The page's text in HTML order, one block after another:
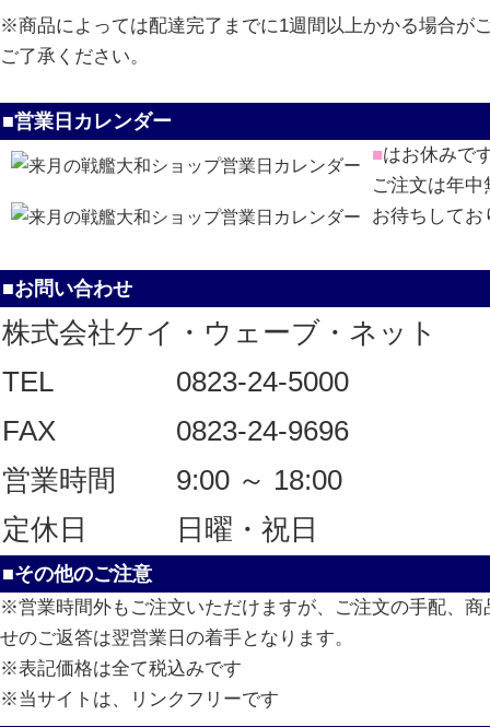
※商品によっては配達完了までに1週間以上かかる場合が
ご了承ください。
■営業日カレンダー
■はお休みで
ご注文は年
お待ちしてお
■お問い合わせ
株式会社ケイ・ウェーブ・ネット
TEL
0823-24-5000
FAX
0823-24-9696
営業時間
9:00 ～ 18:00
定休日
日曜・祝日
■その他のご注意
※営業時間外もご注文いただけますが、ご注文の手配、商
せのご返答は翌営業日の着手となります。
※表記価格は全て税込みです
※当サイトは、リンクフリーです